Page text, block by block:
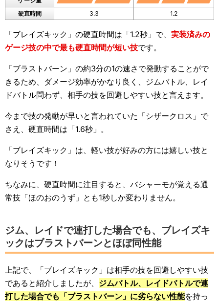
硬直時間
3.3 1.2
「ブレイズキック」の硬直時間は「1.2秒」で、 実装済みの
ゲージ技の中で最も硬直時間が短い技です。
「ブラストバーン」の約3分の1の速さで発動することがで
きるため、ダメージ効率がかなり良く、ジムバトル、レイ
ドバトル問わず、相手の技を回避しやすい技と言えます。
今まで技の発動が早いと言われていた「シザークロス」で
さえ、硬直時間は「1.6秒」。
「ブレイズキック」は、軽い技が好みの方には嬉しい技と
なりそうです！
ちなみに、硬直時間に注目すると、バシャーモが覚える通
常技「ほのおのうず」とも1秒しか変わりません。
ジム、レイドで連打した場合でも、ブレイズキ
ックはブラストバーンとほぼ同性能
上記で、「ブレイズキック」は相手の技を回避しやすい技
であると紹介しましたが、 ジムバトル、レイドバトルで連
打した場合でも「ブラストバーン」に劣らない性能を持っ